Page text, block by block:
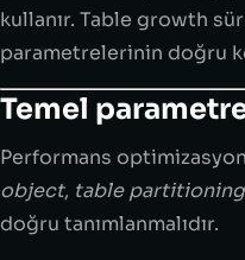
kullanır. Table growth
parametrelerinin doğru
Temel
Performans
object, table partitioning
doğru tanımlanmalıdır.